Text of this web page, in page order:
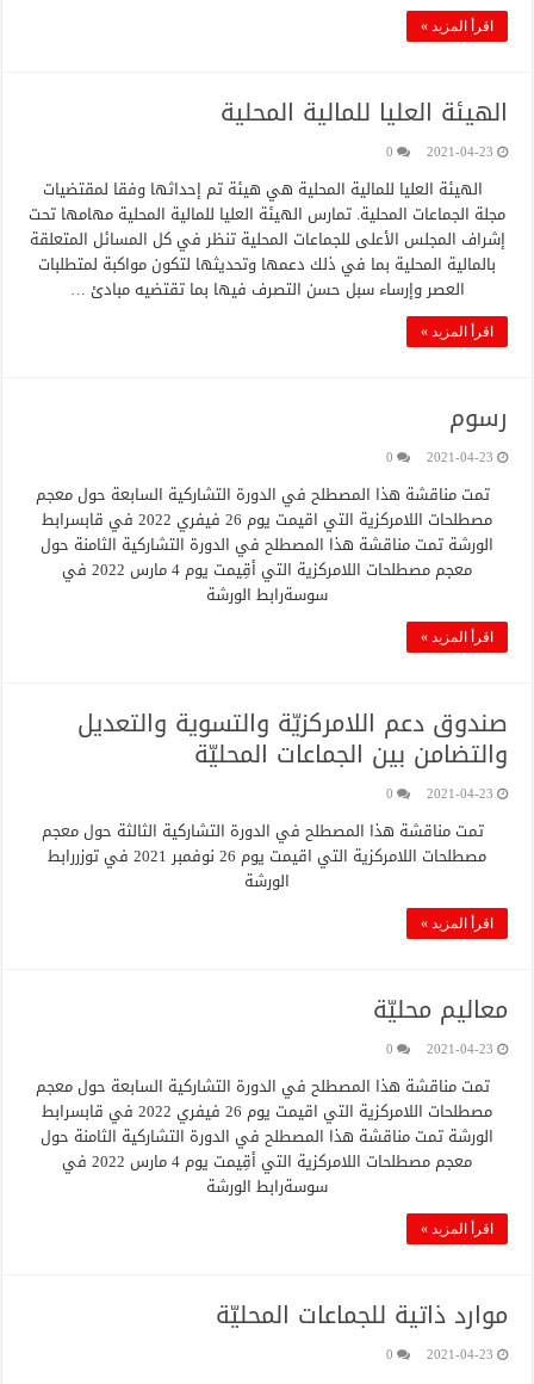
اقرأ المزيد »
الهيئة العليا للمالية المحلية
2021-04-23
0
الهيئة العليا للمالية المحلية هي هيئة تم إحداثها وفقا لمقتضيات
مجلة الجماعات المحلية. تمارس الهيئة العليا للمالية المحلية مهامها تحت
إشراف المجلس الأعلى للجماعات المحلية تنظر في كل المسائل المتعلقة
بالمالية المحلية بما في ذلك دعمها وتحديثها لتكون مواكبة لمتطلبات
العصر وإرساء سبل حسن التصرف فيها بما تقتضيه مبادئ …
اقرأ المزيد »
رسوم
2021-04-23
0
تمت مناقشة هذا المصطلح في الدورة التشاركية السابعة حول معجم
مصطلحات اللامركزية التي اقيمت يوم 26 فيفري 2022 في قابسرابط
الورشة تمت مناقشة هذا المصطلح في الدورة التشاركية الثامنة حول
معجم مصطلحات اللامركزية التي أقِيمت يوم 4 مارس 2022 في
سوسةرابط الورشة
اقرأ المزيد »
صندوق دعم اللامركزيّة والتسوية والتعديل
والتضامن بين الجماعات المحليّة
2021-04-23
0
تمت مناقشة هذا المصطلح في الدورة التشاركية الثالثة حول معجم
مصطلحات اللامركزية التي اقيمت يوم 26 نوفمبر 2021 في توزررابط
الورشة
اقرأ المزيد »
معاليم محليّة
2021-04-23
0
تمت مناقشة هذا المصطلح في الدورة التشاركية السابعة حول معجم
مصطلحات اللامركزية التي اقيمت يوم 26 فيفري 2022 في قابسرابط
الورشة تمت مناقشة هذا المصطلح في الدورة التشاركية الثامنة حول
معجم مصطلحات اللامركزية التي أقِيمت يوم 4 مارس 2022 في
سوسةرابط الورشة
اقرأ المزيد »
موارد ذاتية للجماعات المحليّة
2021-04-23
0